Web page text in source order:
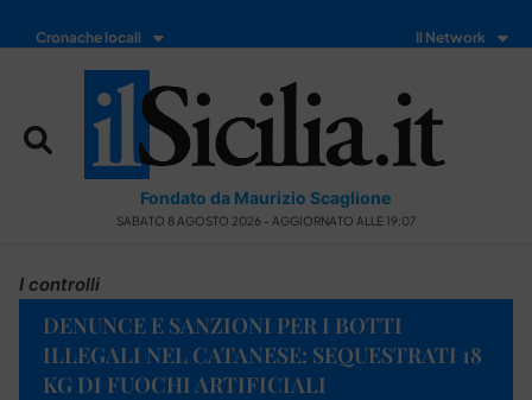
Cronache locali Il Network
Fondato da Maurizio Scaglione
SABATO 8 AGOSTO 2026 - AGGIORNATO ALLE 19:07
I controlli
DENUNCE E SANZIONI PER I BOTTI
ILLEGALI NEL CATANESE: SEQUESTRATI 18
KG DI FUOCHI ARTIFICIALI